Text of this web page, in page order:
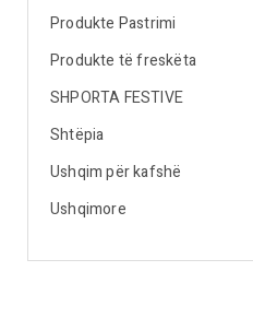
Produkte Pastrimi
Produkte të freskëta
SHPORTA FESTIVE
Shtëpia
Ushqim për kafshë
Ushqimore